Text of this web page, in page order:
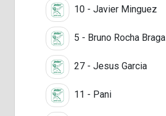
10 - Javier Minguez
5 - Bruno Rocha Braga
27 - Jesus Garcia
11 - Pani